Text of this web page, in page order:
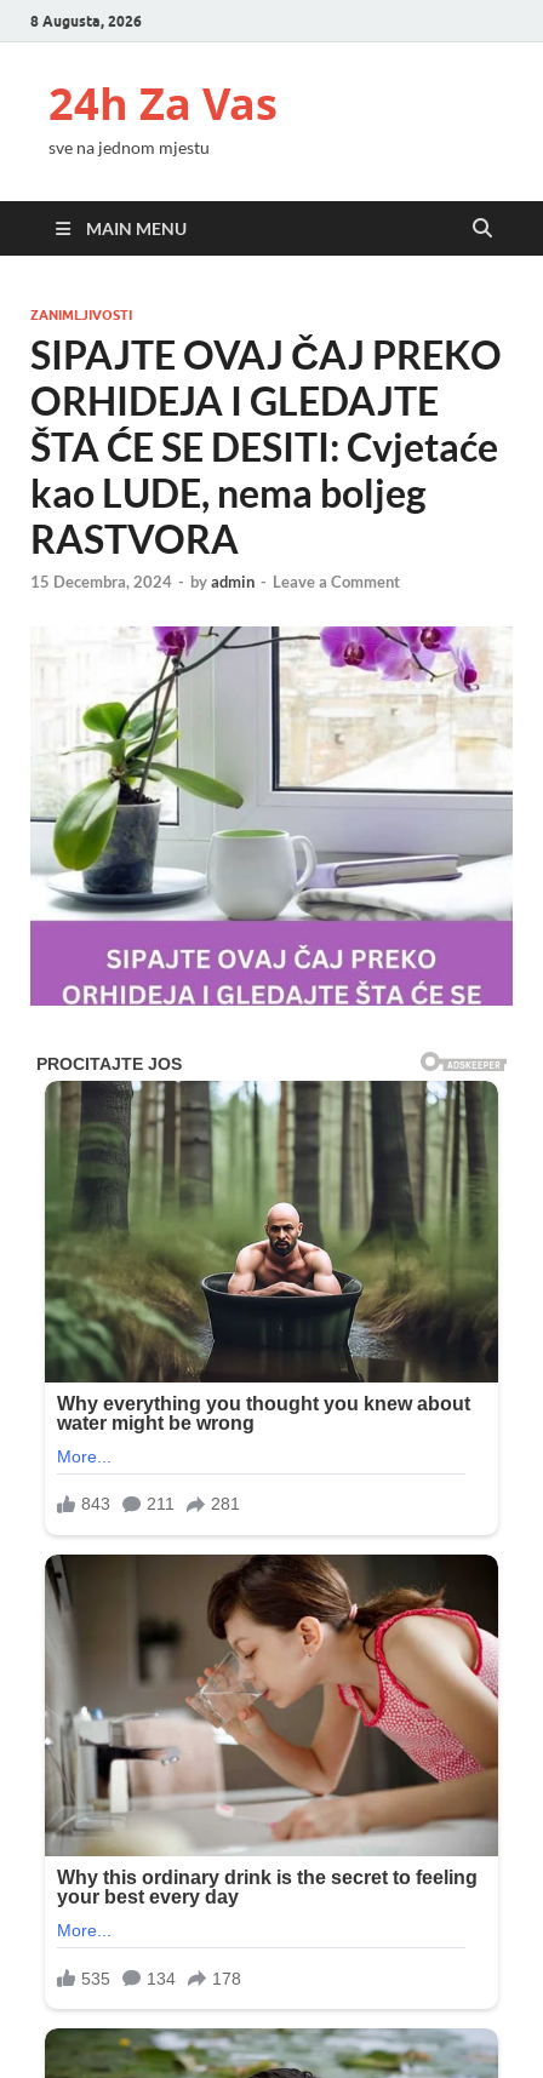
8 Augusta, 2026
24h Za Vas
sve na jednom mjestu
MAIN MENU
ZANIMLJIVOSTI
SIPAJTE OVAJ ČAJ PREKO
ORHIDEJA I GLEDAJTE
ŠTA ĆE SE DESITI: Cvjetaće
kao LUDE, nema boljeg
RASTVORA
15 Decembra, 2024 - byadmin - Leave a Comment